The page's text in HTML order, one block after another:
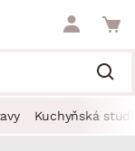
Kuchyňská